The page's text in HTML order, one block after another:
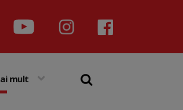
mult